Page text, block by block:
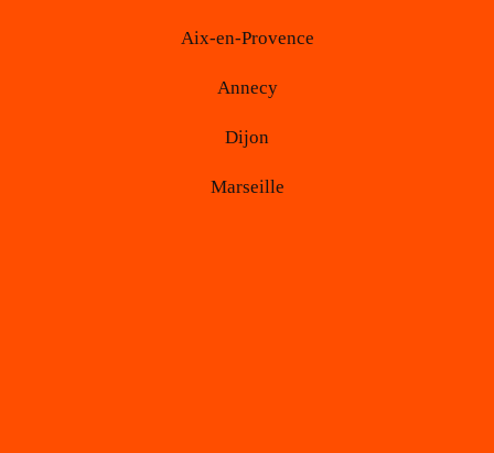
Aix-en-Provence
Annecy
Dijon
Marseille